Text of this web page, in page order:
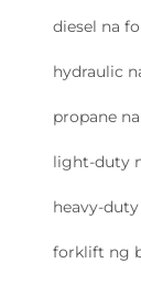
diesel na
hydraulic
propane
light-duty
heavy-
forklift ng